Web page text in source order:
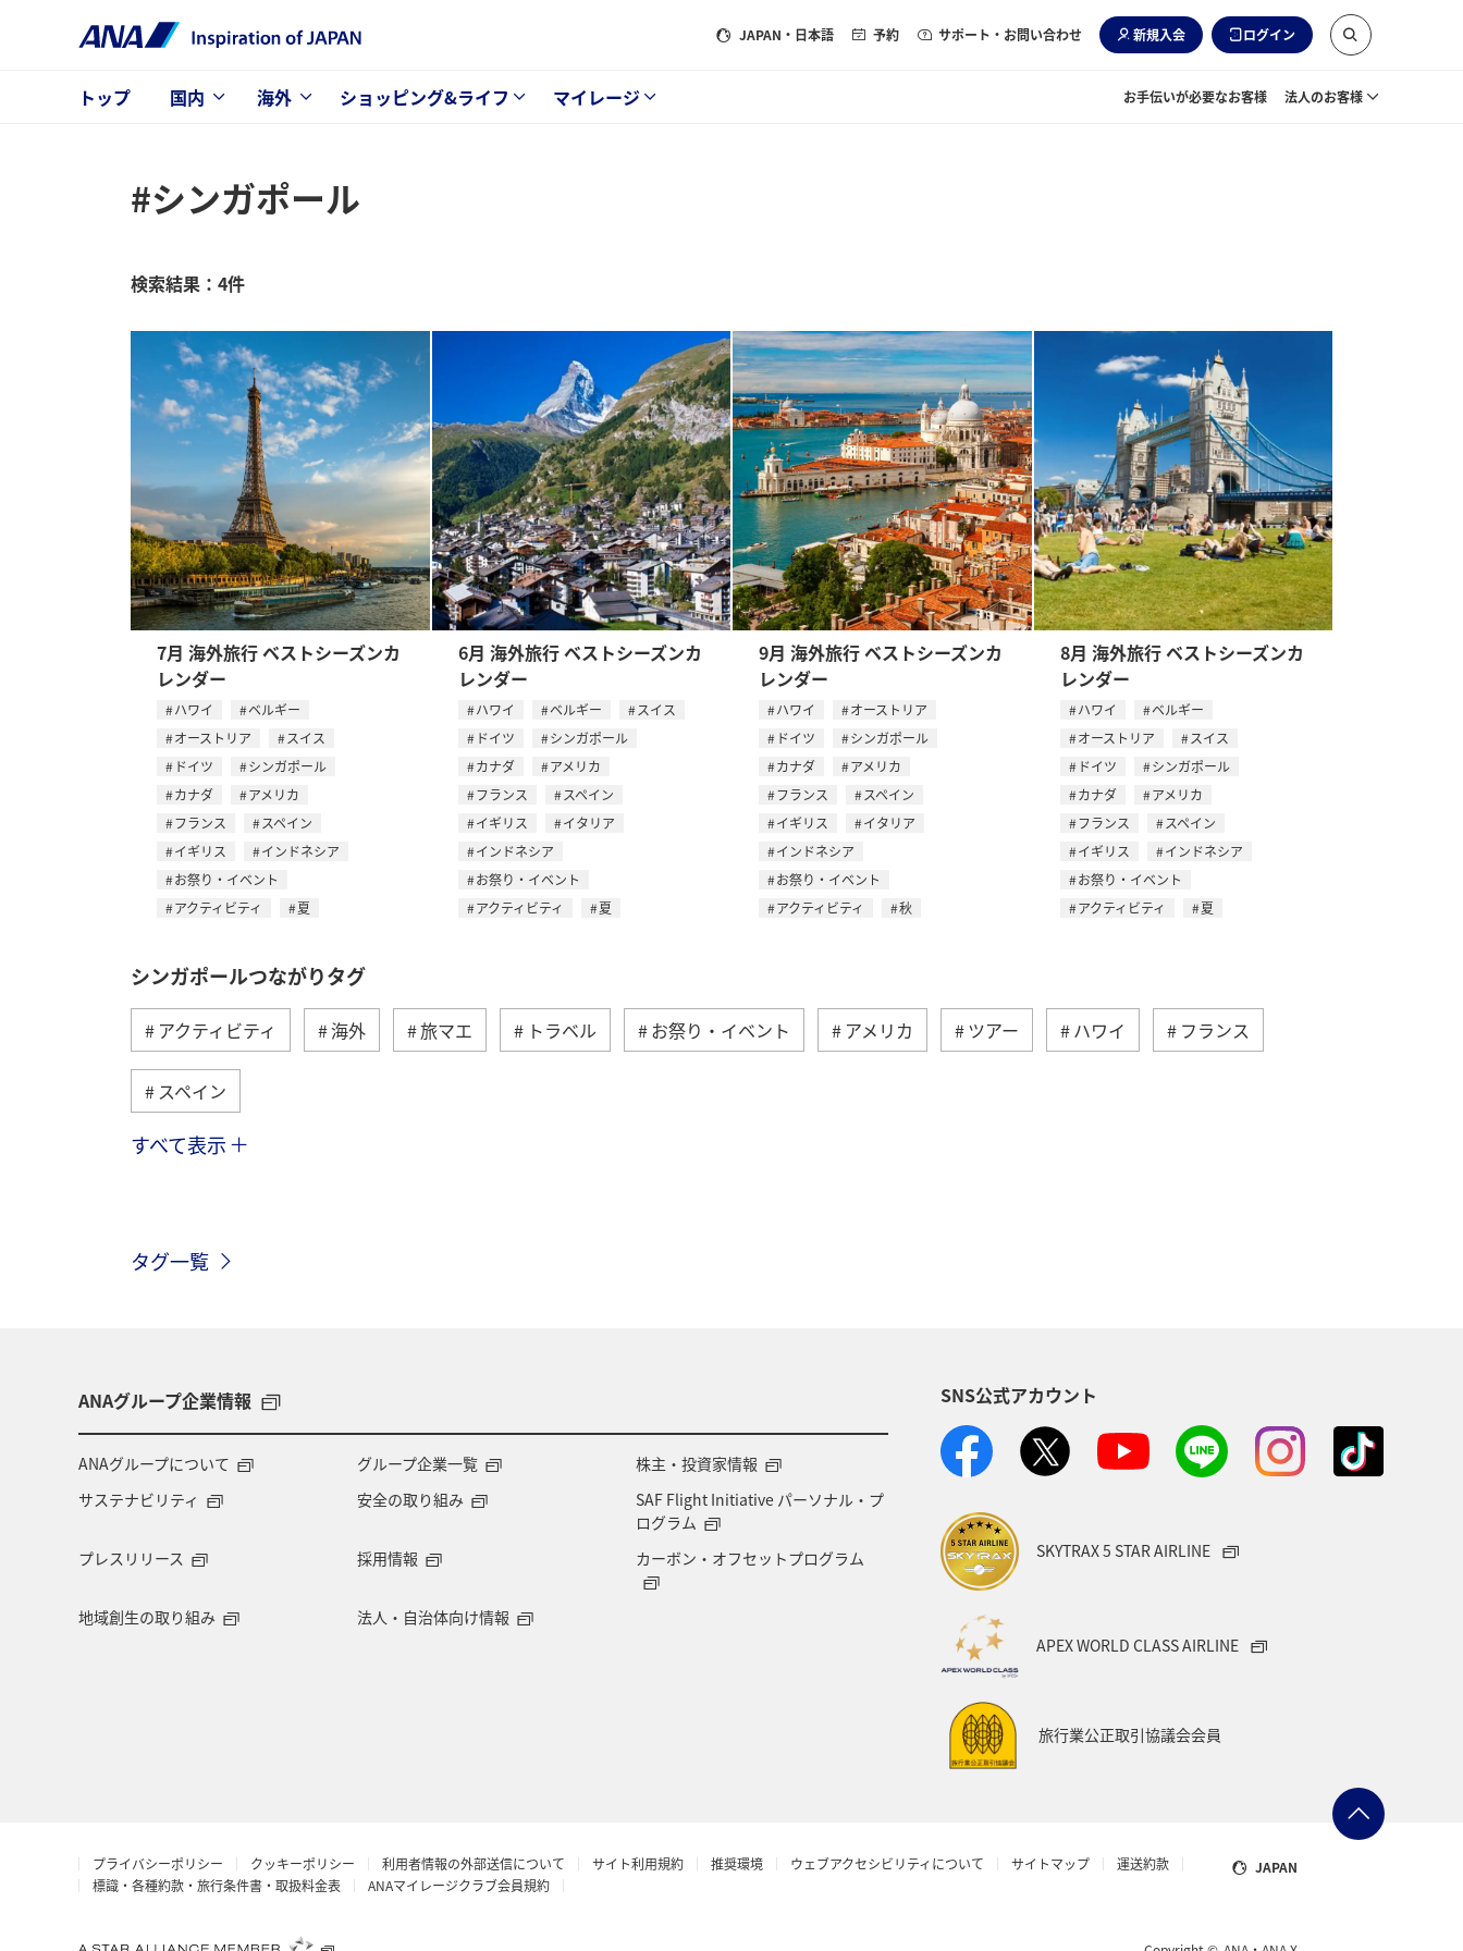
JAPAN ・日本語 予約 サポート・お問い合わせ 新規入会 ログイン
トップ 国内 海外 ショッピング&ライフ マイレージ お手伝いが必要なお客様 法人のお客様
#シンガポール
検索結果：4件
7月 海外旅行 ベストシーズンカ
レンダー
ハワイ
ベルギー
オーストリア
スイス
ドイツ
シンガポール
カナダ
アメリカ
フランス
スペイン
イギリス
インドネシア
お祭り・イベント
アクティビティ
夏
6月 海外旅行 ベストシーズンカ
レンダー
ハワイ ベルギー
スイス
ドイツ
シンガポール
カナダ
アメリカ
フランス
スペイン
イギリス
イタリア
インドネシア
お祭り・イベント
アクティビティ
夏
9月 海外旅行 ベストシーズンカ
レンダー
ハワイ
オーストリア
ドイツ
シンガポール
カナダ
アメリカ
フランス
スペイン
イギリス
イタリア
インドネシア
お祭り・イベント
アクティビティ
秋
8月 海外旅行 ベストシーズンカ
レンダー
ハワイ
ベルギー
オーストリア
スイス
ドイツ
シンガポール
カナダ
アメリカ
フランス
スペイン
イギリス
インドネシア
お祭り・イベント
アクティビティ
夏
シンガポールつながりタグ
アクティビティ 海外 旅マエ トラベル お祭り・イベント アメリカ ツアー ハワイ フランス
スペイン
オーストリア
フィリピン
すべて表示
タグ一覧
ANAグループ企業情報
ANAグループについて グループ企業一覧
株主・投資家情報
サステナビリティ
安全の取り組み
SAF Flight Initiative パーソナル・プ
ログラム
プレスリリース
採用情報 カーボン・オフセットプログラム
地域創生の取り組み 法人・自治体向け情報
SNS公式アカウント
SKYTRAX 5 STAR AIRLINE
APEX WORLD CLASS AIRLINE
旅行業公正取引協議会会員
プライバシーポリシー クッキーポリシー 利用者情報の外部送信について サイト利用規約 推奨環境 ウェブアクセシビリティについて サイトマップ
運送約款
標識・各種約款・旅行条件書・取扱料金表
ANAマイレージクラブ会員規約
JAPAN